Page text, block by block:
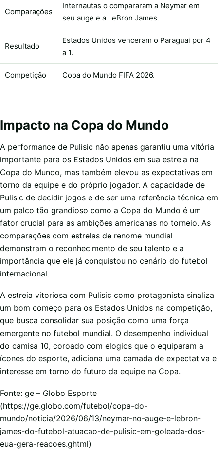
Comparações
Internautas o compararam a Neymar em
seu auge e a LeBron James.
Resultado
Estados Unidos venceram o Paraguai por 4
a 1.
Competição Copa do Mundo FIFA 2026.
Impacto na Copa do Mundo
A performance de Pulisic não apenas garantiu uma vitória
importante para os Estados Unidos em sua estreia na
Copa do Mundo, mas também elevou as expectativas em
torno da equipe e do próprio jogador. A capacidade de
Pulisic de decidir jogos e de ser uma referência técnica em
um palco tão grandioso como a Copa do Mundo é um
fator crucial para as ambições americanas no torneio. As
comparações com estrelas de renome mundial
demonstram o reconhecimento de seu talento e a
importância que ele já conquistou no cenário do futebol
internacional.
A estreia vitoriosa com Pulisic como protagonista sinaliza
um bom começo para os Estados Unidos na competição,
que busca consolidar sua posição como uma força
emergente no futebol mundial. O desempenho individual
do camisa 10, coroado com elogios que o equiparam a
ícones do esporte, adiciona uma camada de expectativa e
interesse em torno do futuro da equipe na Copa.
Fonte: ge – Globo Esporte
(https://ge.globo.com/futebol/copa-do-
mundo/noticia/2026/06/13/neymar-no-auge-e-lebron-
james-do-futebol-atuacao-de-pulisic-em-goleada-dos-
eua-gera-reacoes.ghtml)